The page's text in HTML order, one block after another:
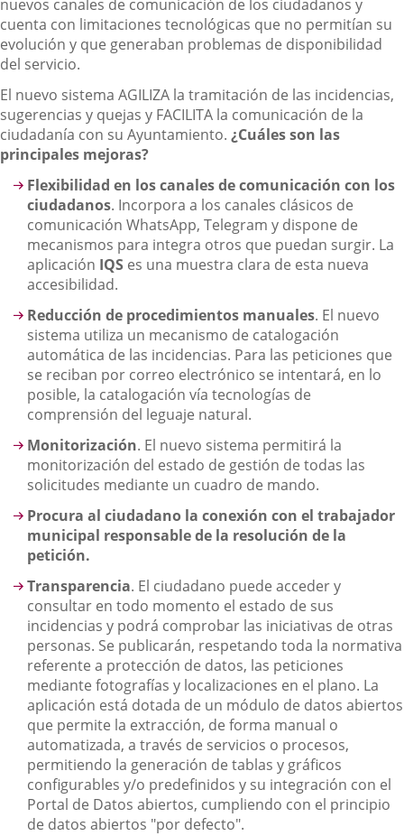
nuevos canales de comunicación de los ciudadanos y
cuenta con limitaciones tecnológicas que no permitían su
evolución y que generaban problemas de disponibilidad
del servicio.
El nuevo sistema AGILIZA la tramitación de las incidencias,
sugerencias y quejas y FACILITA la comunicación de la
ciudadanía con su Ayuntamiento. ¿Cuáles son las
principales mejoras?
Flexibilidad en los canales de comunicación con los
ciudadanos. Incorpora a los canales clásicos de
comunicación WhatsApp, Telegram y dispone de
mecanismos para integra otros que puedan surgir. La
aplicación IQS es una muestra clara de esta nueva
accesibilidad.
Reducción de procedimientos manuales. El nuevo
sistema utiliza un mecanismo de catalogación
automática de las incidencias. Para las peticiones que
se reciban por correo electrónico se intentará, en lo
posible, la catalogación vía tecnologías de
comprensión del leguaje natural.
Monitorización. El nuevo sistema permitirá la
monitorización del estado de gestión de todas las
solicitudes mediante un cuadro de mando.
Procura al ciudadano la conexión con el trabajador
municipal responsable de la resolución de la
petición.
Transparencia. El ciudadano puede acceder y
consultar en todo momento el estado de sus
incidencias y podrá comprobar las iniciativas de otras
personas. Se publicarán, respetando toda la normativa
referente a protección de datos, las peticiones
mediante fotografías y localizaciones en el plano. La
aplicación está dotada de un módulo de datos abiertos
que permite la extracción, de forma manual o
automatizada, a través de servicios o procesos,
permitiendo la generación de tablas y gráficos
configurables y/o predefinidos y su integración con el
Portal de Datos abiertos, cumpliendo con el principio
de datos abiertos "por defecto".